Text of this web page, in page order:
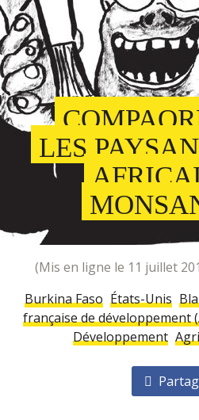
LES
(mis en ligne le 11 juillet
Burkina Faso États-Unis
française de développement
Développement